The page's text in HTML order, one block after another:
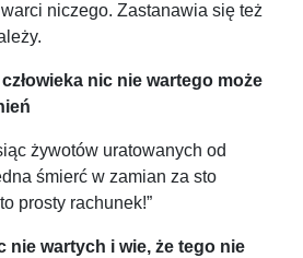
niczego. Zastanawia się też
nic nie wartego może
żywotów uratowanych od
śmierć w zamian za sto
prosty rachunek!”
nie wartych i wie, że tego nie